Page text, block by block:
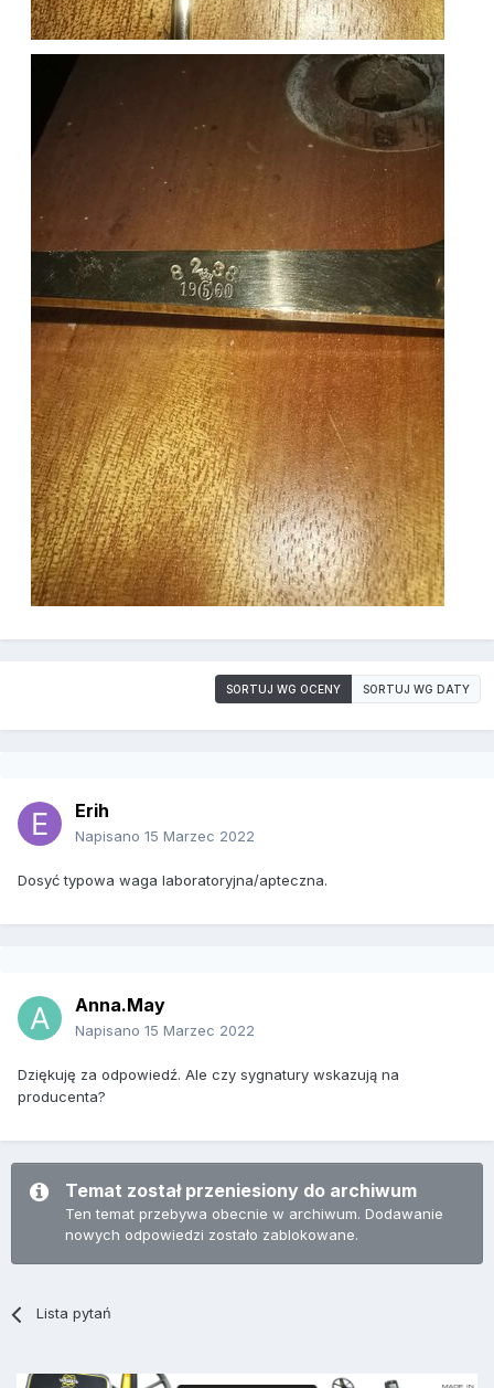
SORTUJ WG OCENY SORTUJ WG DATY
Erih
Napisano 15 Marzec 2022
Dosyć typowa waga laboratoryjna/apteczna.
Anna.May
Napisano 15 Marzec 2022
Dziękuję za odpowiedź. Ale czy sygnatury wskazują na
producenta?
Temat został przeniesiony do archiwum
Ten temat przebywa obecnie w archiwum. Dodawanie
nowych odpowiedzi zostało zablokowane.
Lista pytań